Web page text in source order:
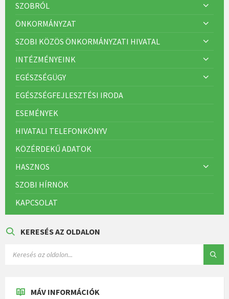
SZOBRÓL
ÖNKORMÁNYZAT
SZOBI KÖZÖS ÖNKORMÁNYZATI HIVATAL
INTÉZMÉNYEINK
EGÉSZSÉGÜGY
EGÉSZSÉGFEJLESZTÉSI IRODA
ESEMÉNYEK
HIVATALI TELEFONKÖNYV
KÖZÉRDEKŰ ADATOK
HASZNOS
SZOBI HÍRNÖK
KAPCSOLAT
KERESÉS AZ OLDALON
MÁV INFORMÁCIÓK